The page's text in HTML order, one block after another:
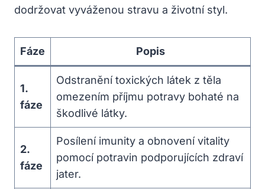
dodržovat vyváženou stravu a životní styl.
Fáze Popis
1.
fáze
Odstranění toxických látek z těla
omezením příjmu potravy bohaté na
škodlivé látky.
2.
fáze
Posílení imunity a obnovení vitality
pomocí potravin podporujících zdraví
jater.